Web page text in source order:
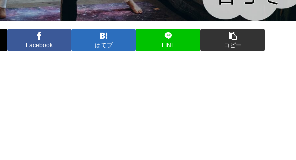
Facebook はてブ LINE コピー